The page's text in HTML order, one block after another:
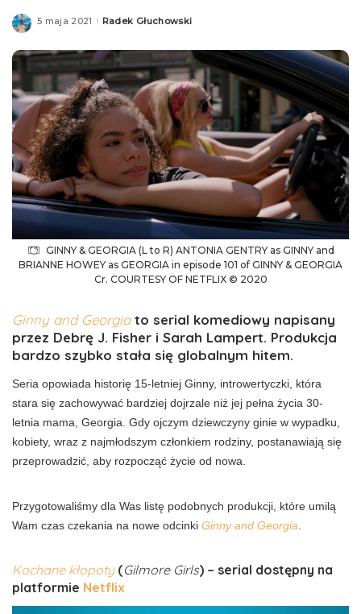
5 maja 2021 Posted
Radek Głuchowski
GINNY & GEORGIA (L to R) ANTONIA GENTRY as GINNY and
BRIANNE HOWEY as GEORGIA in episode 101 of GINNY & GEORGIA
Cr. COURTESY OF NETFLIX © 2020
Ginny and Georgiato serial komediowy napisany
przez Debrę J. Fisher i Sarah Lampert. Produkcja
bardzo szybko stała się globalnym hitem.
Seria opowiada historię 15-letniej Ginny, introwertyczki, która
stara się zachowywać bardziej dojrzale niż jej pełna życia 30-
letnia mama, Georgia. Gdy ojczym dziewczyny ginie w wypadku,
kobiety, wraz z najmłodszym członkiem rodziny, postanawiają się
przeprowadzić, aby rozpocząć życie od nowa.
Przygotowaliśmy dla Was listę podobnych produkcji, które umilą
Wam czas czekania na nowe odcinki Ginny and Georgia
Kochane kłopoty(Gilmore Girls) – serial dostępny na
platformie Netflix